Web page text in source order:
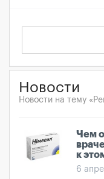
Новости
Новости на тему
Чем
к
6